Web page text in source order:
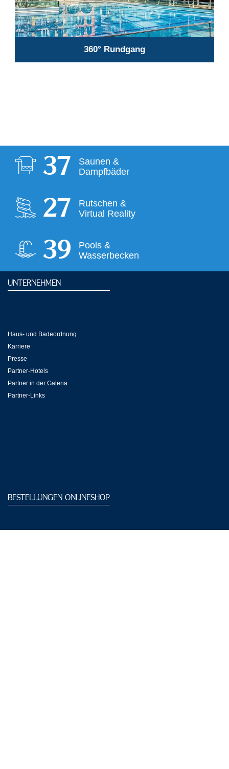
360° Rundgang
38
Saunen &
Dampfbäder
28
Rutschen &
Virtual Reality
40
Pools &
Wasserbecken
UNTERNEHMEN
Haus- und Badeordnung
Karriere
Presse
Partner-Hotels
Partner in der Galeria
Partner-Links
BESTELLUNGEN ONLINESHOP